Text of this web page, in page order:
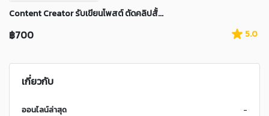
Content Creator รับเขียนโพสต์ ตัดคลิปสั้...
฿700 5.0
เกี่ยวกับ
ออนไลน์ล่าสุด -